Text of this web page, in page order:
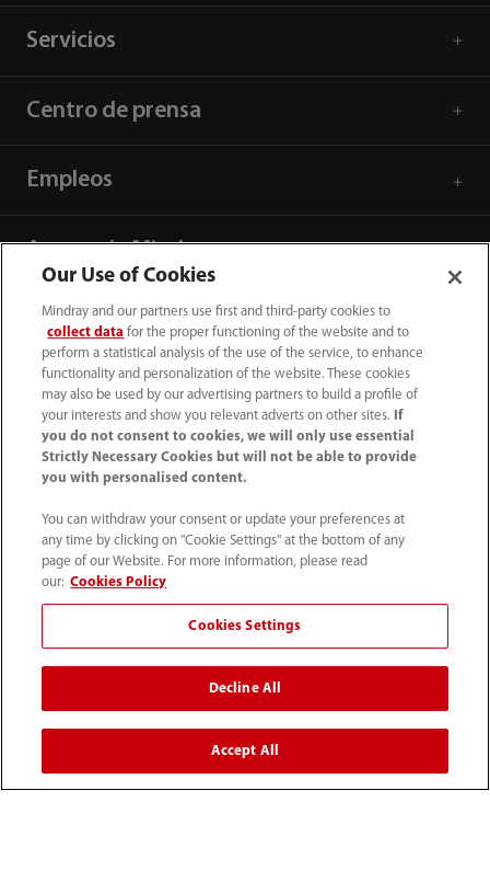
Servicios
Centro de prensa
Empleos
Acerca de Mindray
Información de contacto
52 55 5661 9450
intl-market@mindray.com
Condiciones de uso｜Mapa del sitio｜Aviso cookies｜
Contáctenos
Our Use of Cookies
Mindray and our partners use first and third-party cookies to
collect data for the proper functioning of the website and to
perform a statistical analysis of the use of the service, to enhance
functionality and personalization of the website. These cookies
may also be used by our advertising partners to build a profile of
your interests and show you relevant adverts on other sites.
If
you do not consent to cookies, we will only use essential
Strictly Necessary Cookies but will not be able to provide
you with personalised content.
You can withdraw your consent or update your preferences at
any time by clicking on "Cookie Settings" at the bottom of any
page of our Website. For more information, please read
our: Cookies Policy
Cookies Settings
Decline All
Accept All